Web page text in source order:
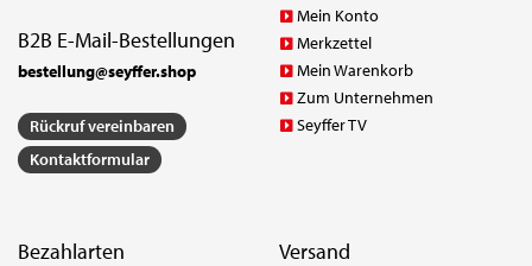
B2B E-Mail-Bestellungen
bestellung@seyffer.shop
Rückruf vereinbaren
Kontaktformular
Mein Konto
Merkzettel
Mein Warenkorb
Zum Unternehmen
Seyffer TV
Bezahlarten Versand